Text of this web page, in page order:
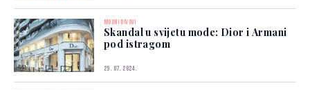
MODNI DIVOVI
Skandal u svijetu mode: Dior i Armani
pod istragom
29. 07. 2024.